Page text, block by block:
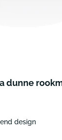
dunne
design